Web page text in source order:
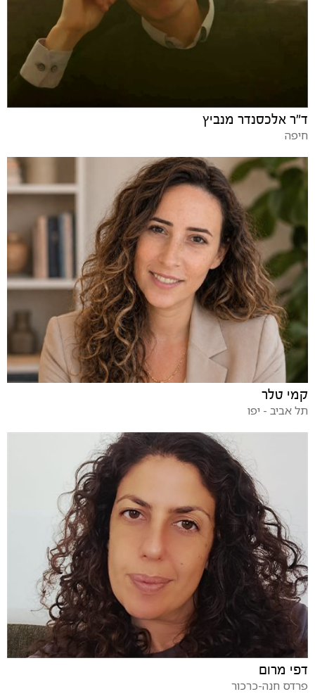
ד"ר אלכסנדר מנביץ
חיפה
קמי טלר
תל אביב - יפו
דפי מרום
פרדס חנה-כרכור